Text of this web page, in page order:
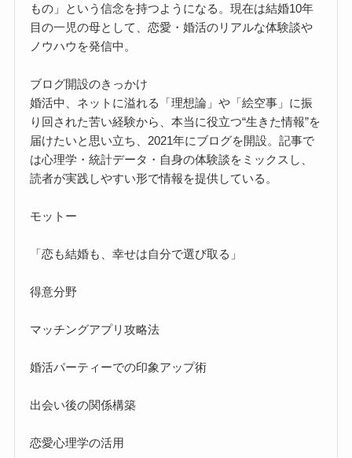
もの」という信念を持つようになる。現在は結婚10年
目の一児の母として、恋愛・婚活のリアルな体験談や
ノウハウを発信中。
ブログ開設のきっかけ
婚活中、ネットに溢れる「理想論」や「絵空事」に振
り回された苦い経験から、本当に役立つ“生きた情報”を
届けたいと思い立ち、2021年にブログを開設。記事で
は心理学・統計データ・自身の体験談をミックスし、
読者が実践しやすい形で情報を提供している。
モットー
「恋も結婚も、幸せは自分で選び取る」
得意分野
マッチングアプリ攻略法
婚活パーティーでの印象アップ術
出会い後の関係構築
恋愛心理学の活用